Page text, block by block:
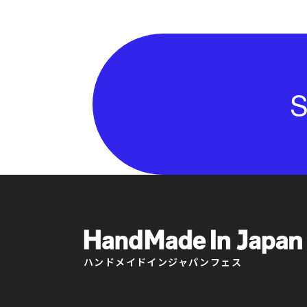
ハンドメイドインジャパンフェス